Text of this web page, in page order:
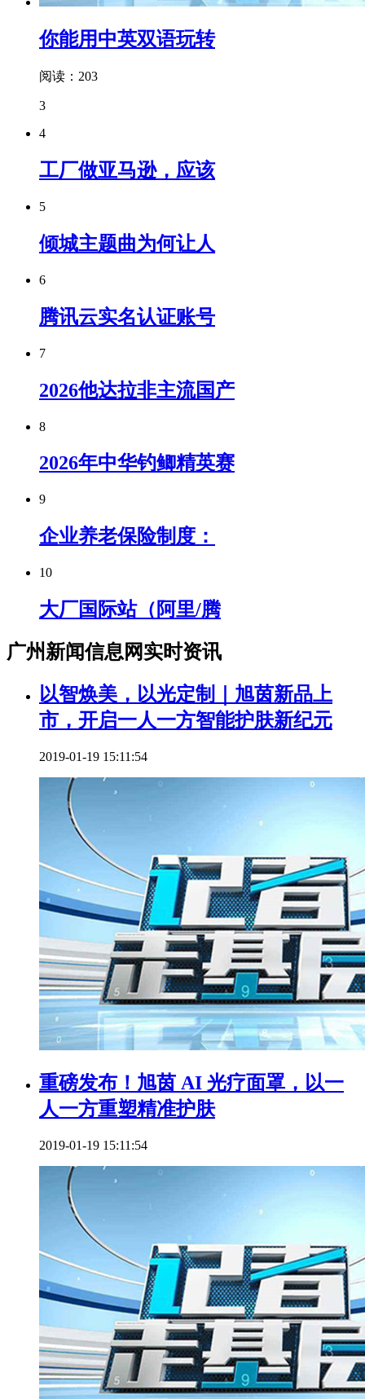
你能用中英双语玩转
阅读：203
3
4
工厂做亚马逊，应该
5
倾城主题曲为何让人
6
腾讯云实名认证账号
7
2026他达拉非主流国产
8
2026年中华钓鲫精英赛
9
企业养老保险制度：
10
大厂国际站（阿里/腾
广州新闻信息网实时资讯
以智焕美，以光定制｜旭茵新品上
市，开启一人一方智能护肤新纪元
2019-01-19 15:11:54
重磅发布！旭茵 AI 光疗面罩，以一
人一方重塑精准护肤
2019-01-19 15:11:54